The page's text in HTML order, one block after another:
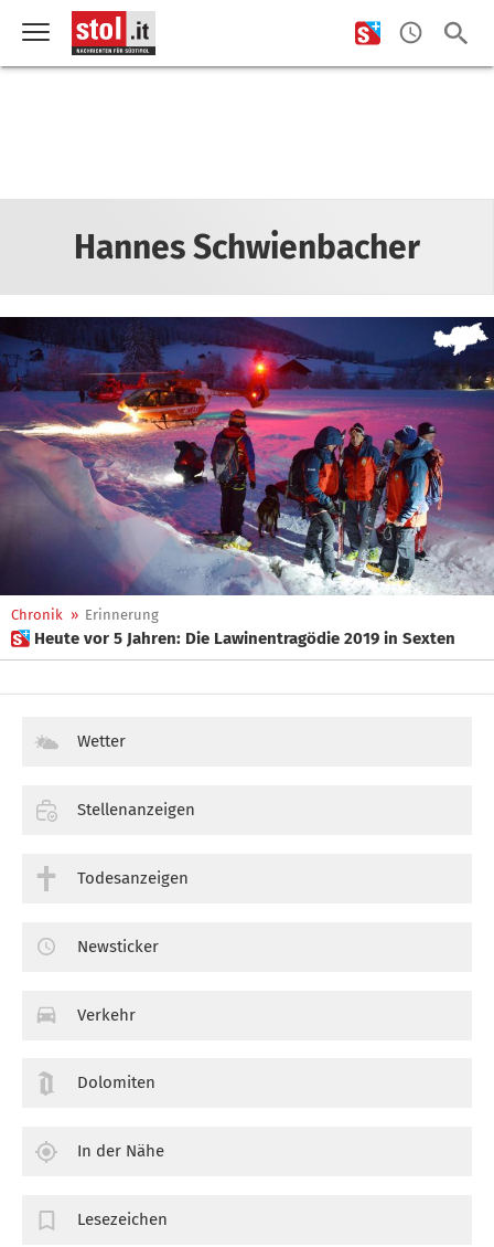
Hannes Schwienbacher
Chronik » Erinnerung
 Heute vor 5 Jahren: Die Lawinentragödie 2019 in Sexten
Wetter
Stellenanzeigen
Todesanzeigen
Newsticker
Verkehr
Dolomiten
In der Nähe
Lesezeichen